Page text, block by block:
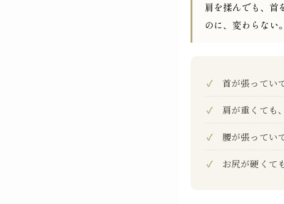
肩を揉んでも、首
のに、変わらない。
首が張ってい
肩が重くても
腰が張ってい
お尻が硬くて